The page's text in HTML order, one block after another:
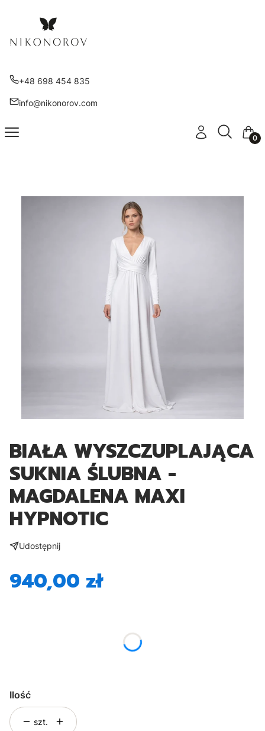
+48 698 454 835
info@nikonorov.com
Menu Zaloguj sięOtwórz
Szukaj
BIAŁA WYSZCZUPLAJĄCA
SUKNIA ŚLUBNA -
MAGDALENA MAXI
HYPNOTIC
Udostępnij
Cena
940,00 zł
Ilość
szt.